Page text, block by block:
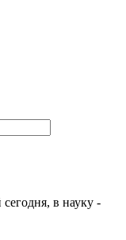
в науку -